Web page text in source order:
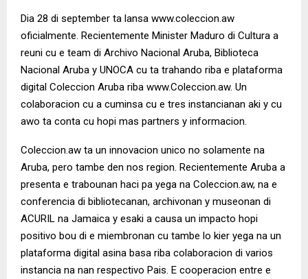
Dia 28 di september ta lansa www.coleccion.aw
oficialmente. Recientemente Minister Maduro di Cultura a
reuni cu e team di Archivo Nacional Aruba, Biblioteca
Nacional Aruba y UNOCA cu ta trahando riba e plataforma
digital Coleccion Aruba riba www.Coleccion.aw. Un
colaboracion cu a cuminsa cu e tres instancianan aki y cu
awo ta conta cu hopi mas partners y informacion.
Coleccion.aw ta un innovacion unico no solamente na
Aruba, pero tambe den nos region. Recientemente Aruba a
presenta e trabounan haci pa yega na Coleccion.aw, na e
conferencia di bibliotecanan, archivonan y museonan di
ACURIL na Jamaica y esaki a causa un impacto hopi
positivo bou di e miembronan cu tambe lo kier yega na un
plataforma digital asina basa riba colaboracion di varios
instancia na nan respectivo Pais. E cooperacion entre e